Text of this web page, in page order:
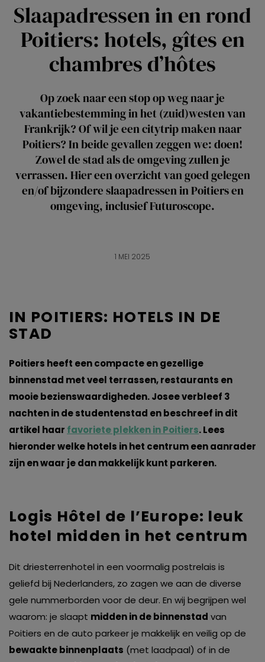
Slaapadressen in en rond
Poitiers: hotels, gîtes en
chambres d’hôtes
Op zoek naar een stop op weg naar je
vakantiebestemming in het (zuid)westen van
Frankrijk? Of wil je een citytrip maken naar
Poitiers? In beide gevallen zeggen we: doen!
Zowel de stad als de omgeving zullen je
verrassen. Hier een overzicht van goed gelegen
en/of bijzondere slaapadressen in Poitiers en
omgeving, inclusief Futuroscope.
1 MEI 2025
IN POITIERS: HOTELS IN DE
STAD
Poitiers heeft een compacte en gezellige
binnenstad met veel terrassen, restaurants en
mooie bezienswaardigheden. Josee verbleef 3
nachten in de studentenstad en beschreef in dit
artikel haar favoriete plekken in Poitiers. Lees
hieronder welke hotels in het centrum een aanrader
zijn en waar je dan makkelijk kunt parkeren.
Logis Hôtel de l’Europe: leuk
hotel midden in het centrum
Dit driesterrenhotel in een voormalig postrelais is
geliefd bij Nederlanders, zo zagen we aan de diverse
gele nummerborden voor de deur. En wij begrijpen wel
waarom: je slaapt midden in de binnenstad van
Poitiers en de auto parkeer je makkelijk en veilig op de
bewaakte binnenplaats (met laadpaal) of in de